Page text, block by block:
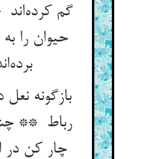
گم
حیوان را
برده‌اند
بازگونه نعل
رباط **